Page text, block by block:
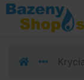
Prejsť k
Prejsť na
Prejsť k